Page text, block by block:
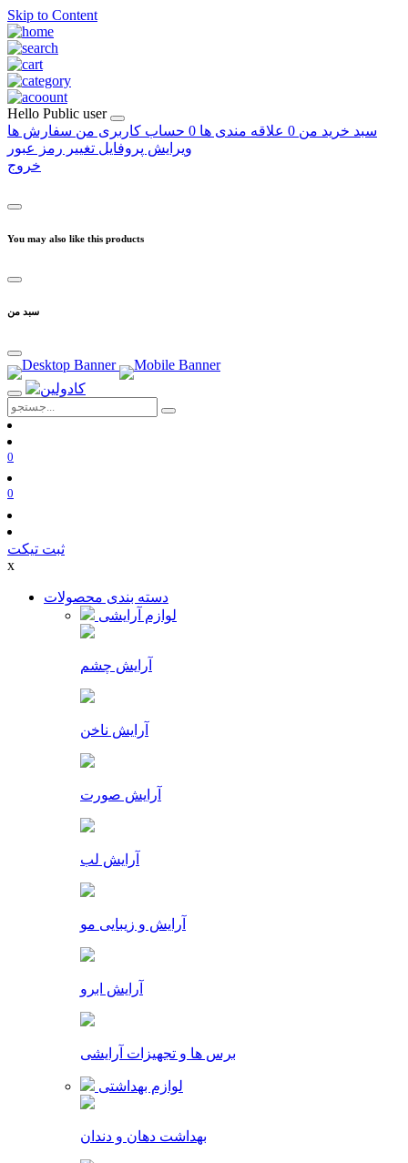
Skip to Content
Hello Public user
سبد خرید من 0 علاقه مندی ها 0 حساب کاربری من سفارش ها
ویرایش پروفایل تغییر رمز عبور
خروج
You may also like this products
سبد من
0
0
ثبت تیکت
x
دسته بندی محصولات
لوازم آرایشی
آرایش چشم
آرایش ناخن
آرایش صورت
آرایش لب
آرایش و زیبایی مو
آرایش ابرو
برس ها و تجهیزات آرایشی
لوازم بهداشتی
بهداشت دهان و دندان